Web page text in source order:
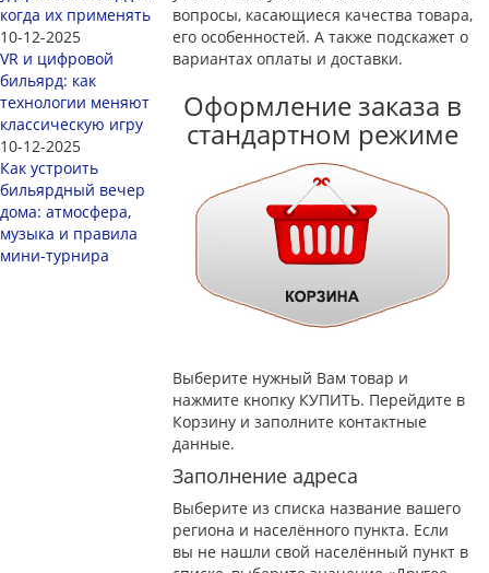
вопросы, касающиеся качества товара,
его особенностей. А также подскажет о
вариантах оплаты и доставки.
Оформление заказа в
стандартном режиме
Выберите нужный Вам товар и
нажмите кнопку КУПИТЬ. Перейдите в
Корзину и заполните контактные
данные.
Заполнение адреса
Выберите из списка название вашего
региона и населённого пункта. Если
вы не нашли свой населённый пункт в
когда их применять
10-12-2025
VR и цифровой
бильярд: как
технологии меняют
классическую игру
10-12-2025
Как устроить
бильярдный вечер
дома: атмосфера,
музыка и правила
мини-турнира